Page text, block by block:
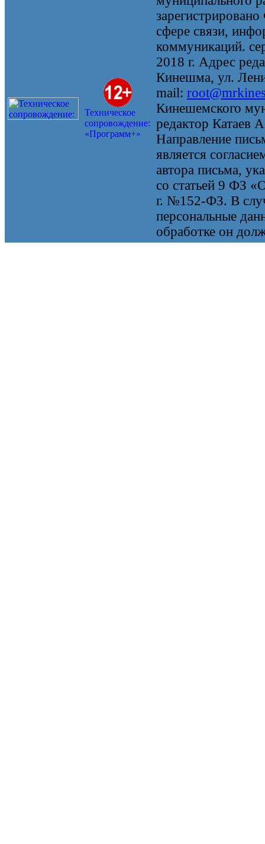
Техническое
сопровождение:
«Программ+»
сфере связи,
коммуникаций.
2018 г. Адрес
Кинешма, ул.
mail:
Кинешемского
редактор Катаев
Направление
является
автора письма,
со статьей 9 ФЗ
г. №152-ФЗ. В
персональные
обработке он